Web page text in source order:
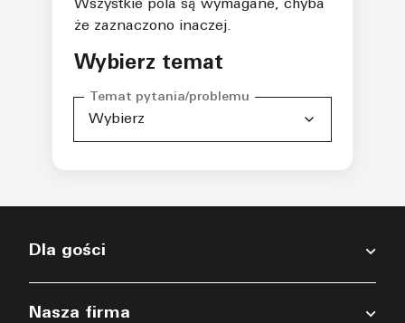
Wszystkie pola są wymagane, chyba
że zaznaczono inaczej.
Wybierz temat
Temat pytania/problemu
Dla gości
Nasza firma